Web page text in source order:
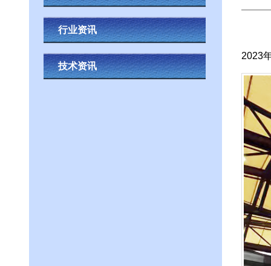
2023
行业资讯
技术资讯